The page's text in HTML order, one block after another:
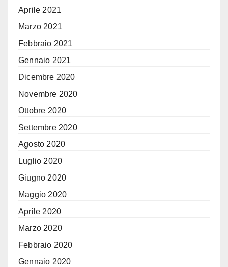
Aprile 2021
Marzo 2021
Febbraio 2021
Gennaio 2021
Dicembre 2020
Novembre 2020
Ottobre 2020
Settembre 2020
Agosto 2020
Luglio 2020
Giugno 2020
Maggio 2020
Aprile 2020
Marzo 2020
Febbraio 2020
Gennaio 2020